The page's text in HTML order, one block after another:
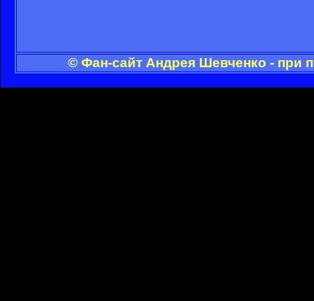
© Фан-сайт Андрея Шевченко - при